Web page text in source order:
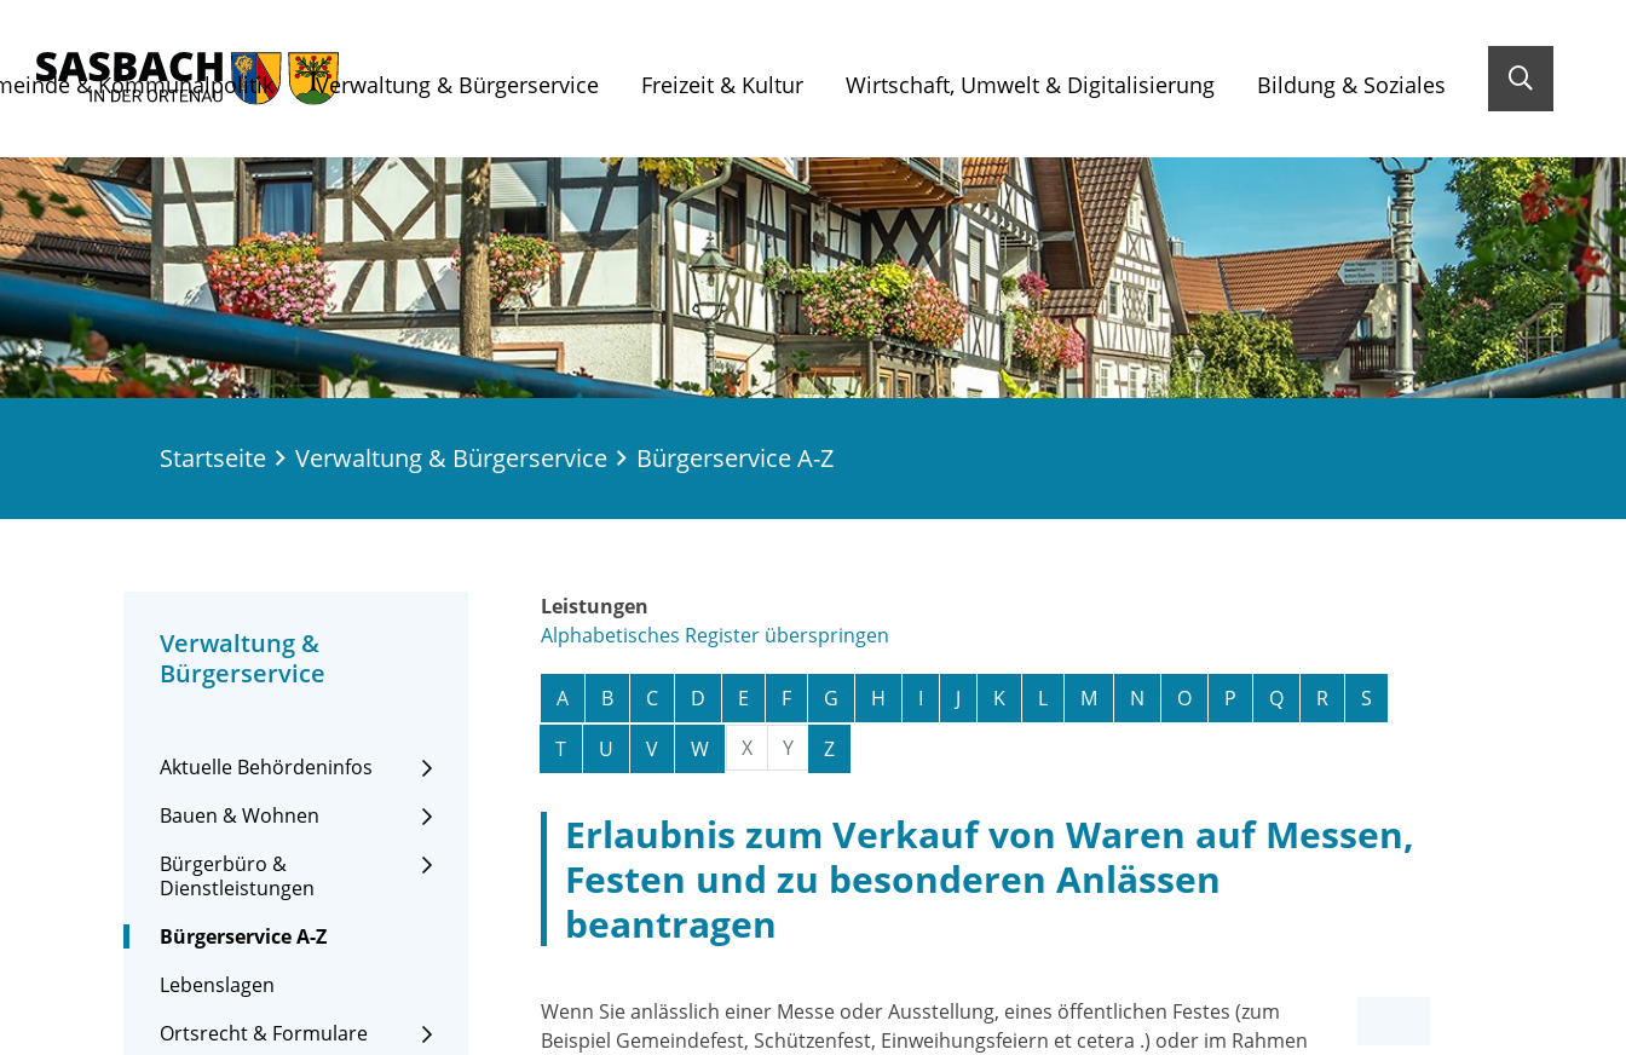
& Kommunalpolitik Verwaltung & Bürgerservice Freizeit & Kultur Wirtschaft, Umwelt & Digitalisierung Bildung & Soziales
Startseite Verwaltung & Bürgerservice Bürgerservice A-Z
Verwaltung &
Bürgerservice
Aktuelle Behördeninfos
Bauen & Wohnen
Bürgerbüro &
Dienstleistungen
Bürgerservice A-Z
Lebenslagen
Ortsrecht & Formulare
Leistungen
Alphabetisches Register überspringen
A B C D E F G H I J K L M N O P Q R
S
T
U V W X Y Z
Erlaubnis zum Verkauf von Waren auf Messen,
Festen und zu besonderen Anlässen
beantragen
Wenn Sie anlässlich einer Messe oder Ausstellung, eines öffentlichen Festes (zum
Beispiel Gemeindefest, Schützenfest, Einweihungsfeiern et cetera .) oder im Rahmen